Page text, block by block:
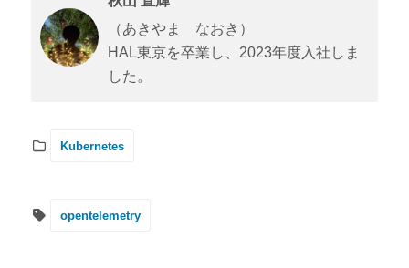
（あきやま なおき）
HAL東京を卒業し、2023年度入社しま
した。
Kubernetes
opentelemetry